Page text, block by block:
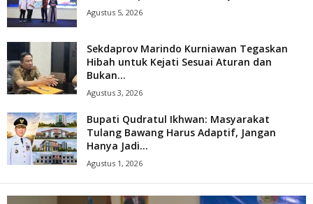
Agustus 5, 2026
Sekdaprov Marindo Kurniawan Tegaskan
Hibah untuk Kejati Sesuai Aturan dan
Bukan...
Agustus 3, 2026
Bupati Qudratul Ikhwan: Masyarakat
Tulang Bawang Harus Adaptif, Jangan
Hanya Jadi...
Agustus 1, 2026